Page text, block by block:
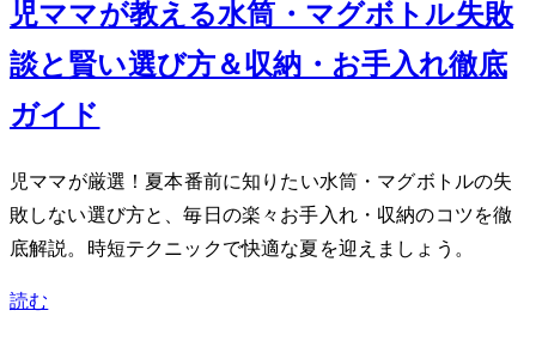
2児ママが教える水筒・マグボトル失敗
談と賢い選び方＆収納・お手入れ徹底
ガイド
2児ママが厳選！夏本番前に知りたい水筒・マグボトルの失
敗しない選び方と、毎日の楽々お手入れ・収納のコツを徹
底解説。時短テクニックで快適な夏を迎えましょう。
読む